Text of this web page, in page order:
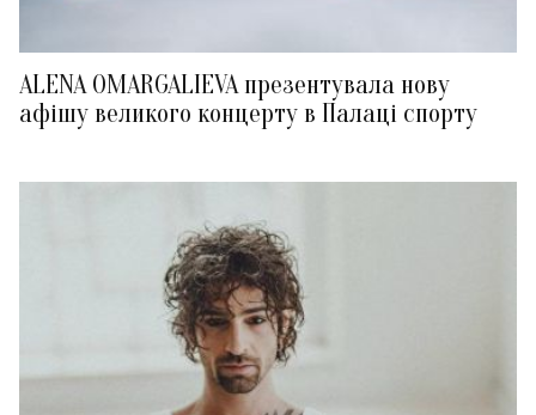
ALENA OMARGALIEVA презентувала нову
афішу великого концерту в Палаці спорту